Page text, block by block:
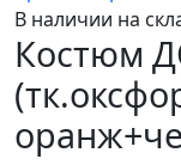
В наличии на
Костюм